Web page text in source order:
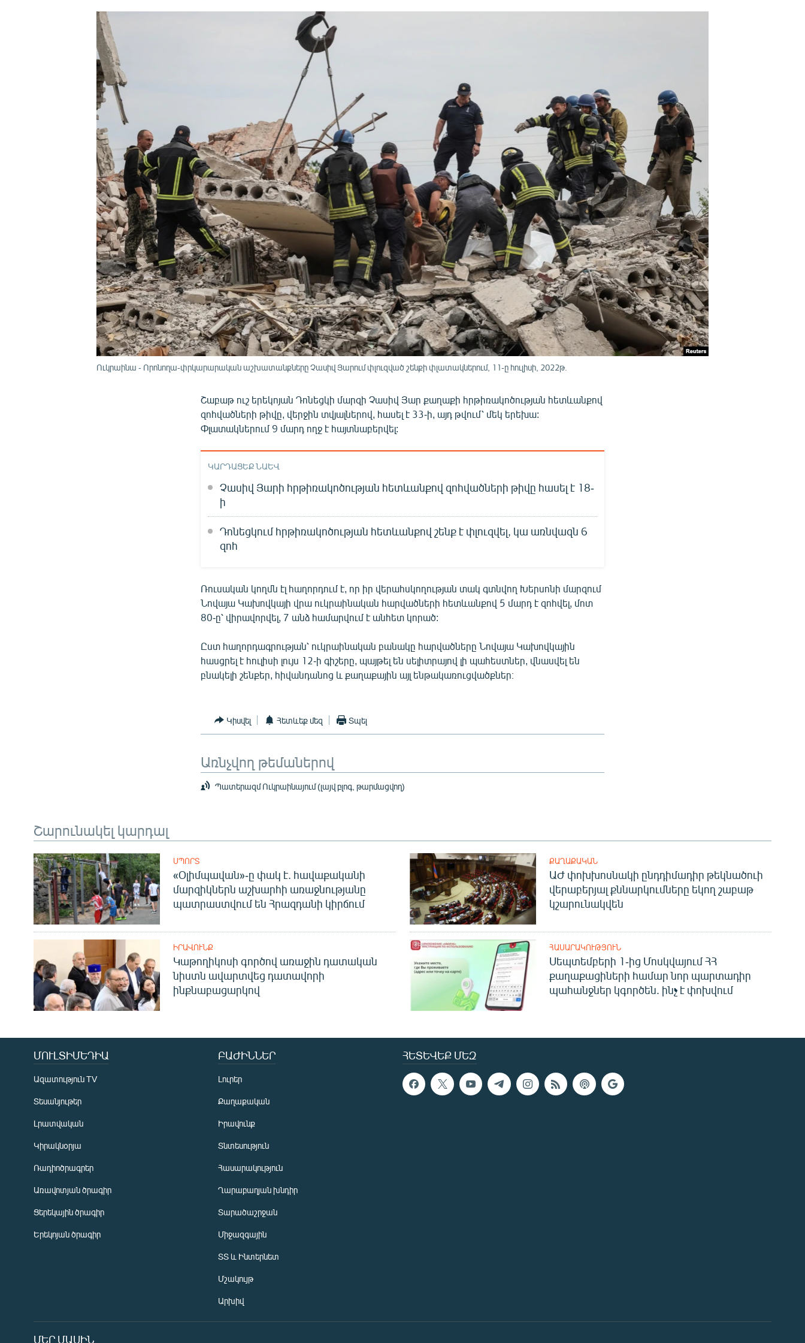
ՄԵԿՆԱԲԱՆՈՒԹՅՈՒՆ
ՁԳՏԵԼՈՎ ԼԱՎԱԳՈՒՅՆԻՆ
Ուկրաինա - Որոնողա-փրկարարական աշխատանքները Չասիվ Յարում փլուզված շենքի փլատակներում, 11-ը հուլիսի, 2022թ.
Շաբաթ ուշ երեկոյան Դոնեցկի մարզի Չասիվ Յար քաղաքի հրթիռակոծության հետևանքով
զոհվածների թիվը, վերջին տվյալներով, հասել է 33-ի, այդ թվում՝ մեկ երեխա:
Փլատակներում 9 մարդ ողջ է հայտնաբերվել:
ԿԱՐԴԱՑԵՔ ՆԱԵՎ
Չասիվ Յարի հրթիռակոծության հետևանքով զոհվածների թիվը հասել է 18-
ի
Դոնեցկում հրթիռակոծության հետևանքով շենք է փլուզվել, կա առնվազն 6
զոհ
Ռուսական կողմն էլ հաղորդում է, որ իր վերահսկողության տակ գտնվող Խերսոնի մարզում
Նովայա Կախովկայի վրա ուկրաինական հարվածների հետևանքով 5 մարդ է զոհվել, մոտ
80-ը՝ վիրավորվել, 7 անձ համարվում է անհետ կորած:
Ըստ հաղորդագրության՝ ուկրաինական բանակը հարվածները Նովայա Կախովկային
հասցրել է հուլիսի լույս 12-ի գիշերը, պայթել են սելիտրայով լի պահեստներ, վնասվել են
բնակելի շենքեր, հիվանդանոց և քաղաքային այլ ենթակառուցվածքներ։
Կիսվել Հետևեք մեզ Տպել
Առնչվող թեմաներով
Պատերազմ Ուկրաինայում (լայվ բլոգ, թարմացվող)
Շարունակել կարդալ
ՍՊՈՐՏ
«Օլիմպավան»-ը փակ է. հավաքականի
մարզիկներն աշխարհի առաջնությանը
պատրաստվում են Հրազդանի կիրճում
ՔԱՂԱՔԱԿԱՆ
ԱԺ փոխխոսնակի ընդդիմադիր թեկնածուի
վերաբերյալ քննարկումները եկող շաբաթ
կշարունակվեն
ԻՐԱՎՈՒՆՔ
Կաթողիկոսի գործով առաջին դատական
նիստն ավարտվեց դատավորի
ինքնաբացարկով
ՀԱՍԱՐԱԿՈՒԹՅՈՒՆ
Սեպտեմբերի 1-ից Մոսկվայում ՀՀ
քաղաքացիների համար նոր պարտադիր
պահանջներ կգործեն. ինչ է փոխվում
ՀԵՏԵՎԵՔ ՄԵԶ
ՄՈՒԼՏԻՄԵԴԻԱ
Ազատություն TV
Տեսանյութեր
Լրատվական
Կիրակնօրյա
Ռադիոծրագրեր
Առավոտյան ծրագիր
Ցերեկային ծրագիր
Երեկոյան ծրագիր
ԲԱԺԻՆՆԵՐ
Լուրեր
Քաղաքական
Իրավունք
Տնտեսություն
Հասարակություն
Ղարաբաղյան խնդիր
Տարածաշրջան
Միջազգային
ՏՏ և Ինտերնետ
Մշակույթ
Արխիվ
ՄԵՐ ՄԱՍԻՆ